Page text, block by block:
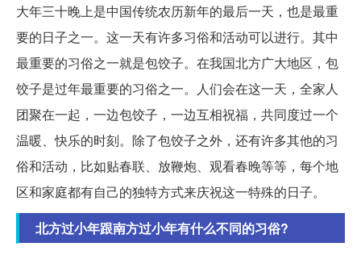
大年三十晚上是中国传统农历新年的最后一天，也是最重
要的日子之一。这一天有许多习俗和活动可以进行。其中
最重要的习俗之一就是包饺子。在我国北方广大地区，包
饺子是过年最重要的习俗之一。人们会在这一天，全家人
团聚在一起，一边包饺子，一边互相祝福，共同度过一个
温暖、快乐的时刻。除了包饺子之外，还有许多其他的习
俗和活动，比如贴春联、放鞭炮、观看春晚等等，每个地
区和家庭都有自己的独特方式来庆祝这一特殊的日子。
北方过小年跟南方过小年有什么不同的习俗?